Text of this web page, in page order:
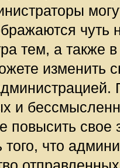
чуть
тем, а также
изменить
и
повысить
что